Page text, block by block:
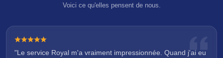
Voici ce qu'elles pensent de nous.
"Le service Royal m'a vraiment impressionnée. Quand j'ai eu